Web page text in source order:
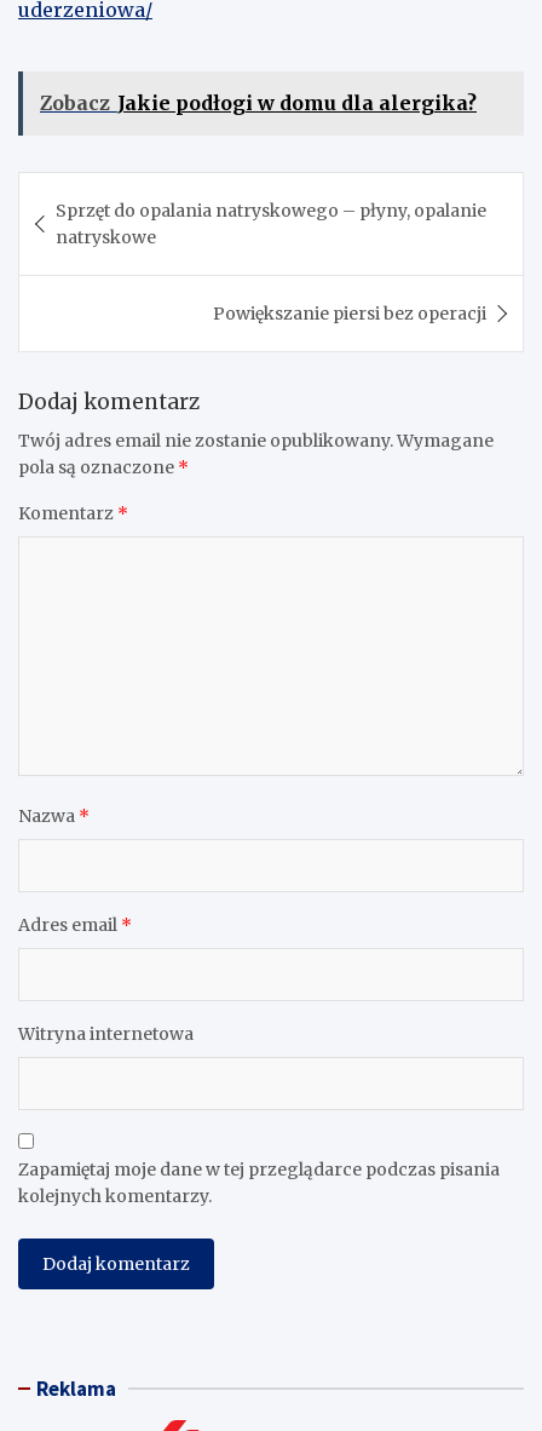
uderzeniowa/
Zobacz Jakie podłogi w domu dla alergika?
wpisu
Sprzęt do opalania natryskowego – płyny, opalanie
natryskowe
Powiększanie piersi bez operacji
Dodaj komentarz
Twój adres email nie zostanie opublikowany.Wymagane
pola są oznaczone *
Komentarz *
Nazwa *
Adres email *
Witryna internetowa
Zapamiętaj moje dane w tej przeglądarce podczas pisania
kolejnych komentarzy.
Reklama